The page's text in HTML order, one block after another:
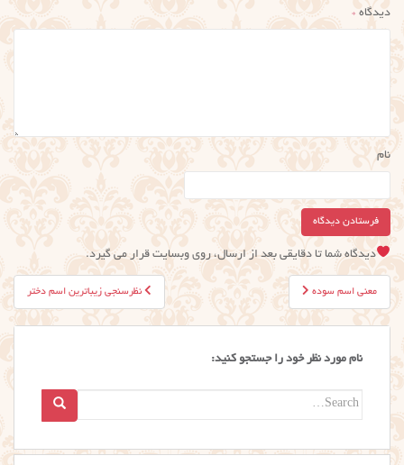
دیدگاه *
نام
دیدگاه شما تا دقایقی بعد از ارسال، روی وبسایت قرار می گیرد.
راهبری
نوشته
نظرسنجی زیباترین اسم دختر معنی اسم سوده
نام مورد نظر خود را جستجو کنید:
Search